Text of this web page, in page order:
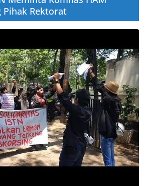
Pihak Rektorat